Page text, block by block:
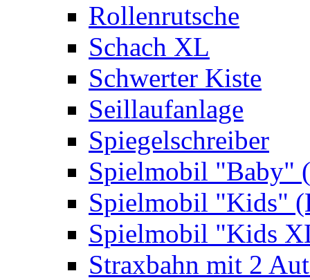
Rollenrutsche
Schach XL
Schwerter Kiste
Seillaufanlage
Spiegelschreiber
Spielmobil "Baby"
Spielmobil "Kids"
Spielmobil "Kids
Straxbahn mit 2